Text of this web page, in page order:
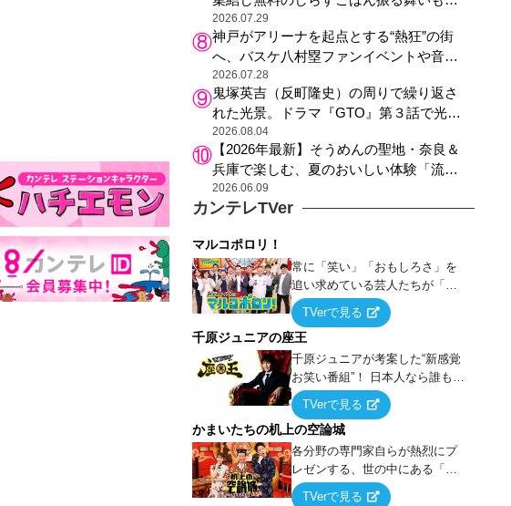
泉南ロングパークの「海のマルシェ」が
リニューアル！
2026.07.29
神戸がアリーナを起点とする“熱狂”の街
へ、バスケ八村塁ファンイベントや音楽
フェスで三宮・ウォーターフロントを活
性化
2026.07.28
鬼塚英吉（反町隆史）の周りで繰り返さ
れた光景。ドラマ『GTO』第３話で光っ
た演出の巧みさ
2026.08.04
【2026年最新】そうめんの聖地・奈良＆
兵庫で楽しむ、夏のおいしい体験「流し
そうめん体験」おすすめ3選
2026.06.09
カンテレTVer
マルコポロリ！
常に「笑い」「おもしろさ」を
追い求めている芸人たちが「芸
能界」という大海原に漕ぎ出で
て、新たなオモシロ人間を発掘
する！
TVerで見る
千原ジュニアの座王
千原ジュニアが考案した“新感覚
お笑い番組”！ 日本人なら誰もが
馴染みのある『イス取りゲー
ム』をベースに、大喜利・ギャ
グ・モノボケ・歌…など様々な
お題で芸人がショートネタを競
い合う！
TVerで見る
かまいたちの机上の空論城
各分野の専門家自らが熱烈にプ
レゼンする、世の中にある「試
したことはないが、やってみた
TVerで見る